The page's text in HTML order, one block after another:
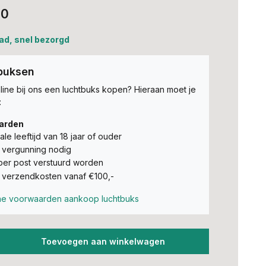
snel bezorgd
bij ons een luchtbuks kopen? Hieraan moet je
leeftijd van 18 jaar of ouder
vergunning nodig
post verstuurd worden
verzendkosten vanaf €100,-
voorwaarden aankoop luchtbuks
Toevoegen aan winkelwagen